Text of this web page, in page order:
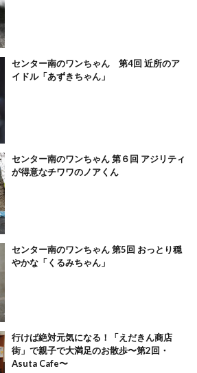
センター南のワンちゃん 第4回 近所のア
イドル「あずきちゃん」
センター南のワンちゃん 第６回 アジリティ
が得意なチワワのノアくん
センター南のワンちゃん 第5回 おっとり穏
やかな「くるみちゃん」
行けば絶対元気になる！「えだきん商店
街」で親子で大満足のお散歩〜第2回・
Asuta Cafe〜